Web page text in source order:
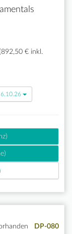
€ inkl.
DP-080